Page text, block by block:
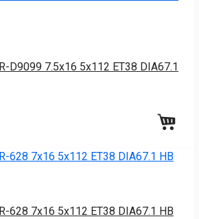
D9099 7.5x16 5x112 ET38 DIA67.1
628 7x16 5x112 ET38 DIA67.1 HB